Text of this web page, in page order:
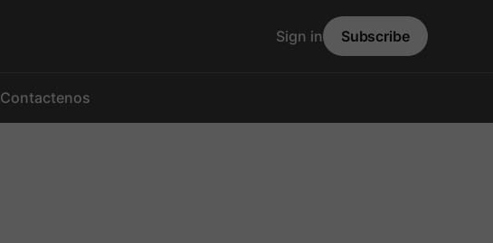
Contactenos
Sign in Subscribe